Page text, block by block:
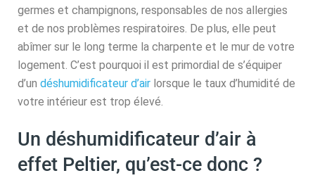
germes et champignons, responsables de nos allergies
et de nos problèmes respiratoires. De plus, elle peut
abîmer sur le long terme la charpente et le mur de votre
logement. C’est pourquoi il est primordial de s’équiper
d’un déshumidificateur d’air lorsque le taux d’humidité de
votre intérieur est trop élevé.
Un déshumidificateur d’air à
effet Peltier, qu’est-ce donc ?